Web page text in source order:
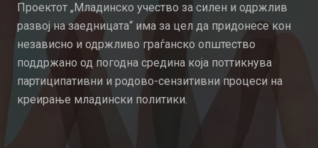
Проектот „Младинско учество за силен и одржлив
развој на заедницата“ има за цел да придонесе кон
независно и одржливо граѓанско општество
поддржано од погодна средина која поттикнува
партиципативни и родово-сензитивни процеси на
креирање младински политики.